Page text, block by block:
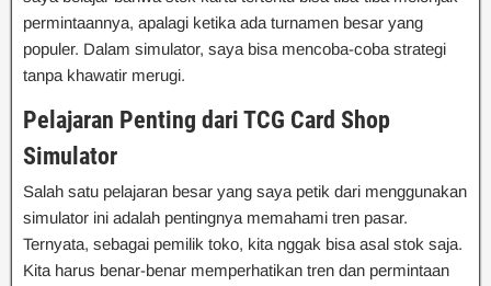
permintaannya, apalagi ketika ada turnamen besar yang
populer. Dalam simulator, saya bisa mencoba-coba strategi
tanpa khawatir merugi.
Pelajaran Penting dari TCG Card Shop
Simulator
Salah satu pelajaran besar yang saya petik dari menggunakan
simulator ini adalah pentingnya memahami tren pasar.
Ternyata, sebagai pemilik toko, kita nggak bisa asal stok saja.
Kita harus benar-benar memperhatikan tren dan permintaan